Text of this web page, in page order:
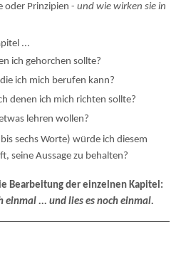
oder Prinzipien -und wie wirken sie in
...
ich gehorchen sollte?
ich mich berufen kann?
denen ich mich richten sollte?
lehren wollen?
sechs Worte) würde ich diesem
seine Aussage zu behalten?
Bearbeitung der einzelnen Kapitel:
einmal ... und lies es noch einmal.